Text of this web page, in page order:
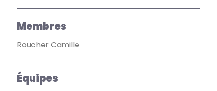
Membres
Roucher Camille
Équipes